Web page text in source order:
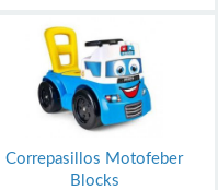
Correpasillos Motofeber
Blocks